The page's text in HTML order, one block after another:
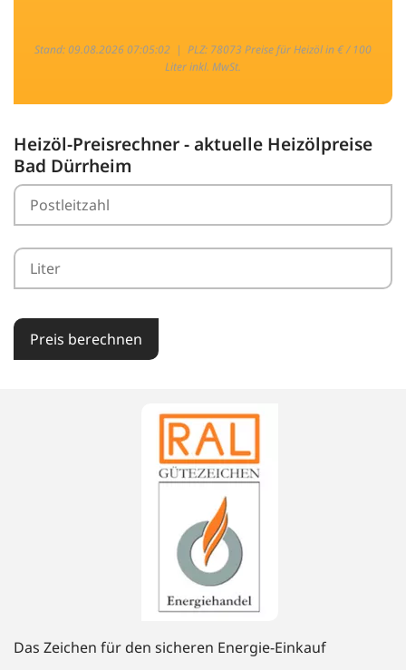
Stand: 09.08.2026 07:05:02 | PLZ: 78073 Preise für Heizöl in € / 100
Liter inkl. MwSt.
Heizöl-Preisrechner - aktuelle Heizölpreise
Bad Dürrheim
Preis berechnen
Das Zeichen für den sicheren Energie-Einkauf